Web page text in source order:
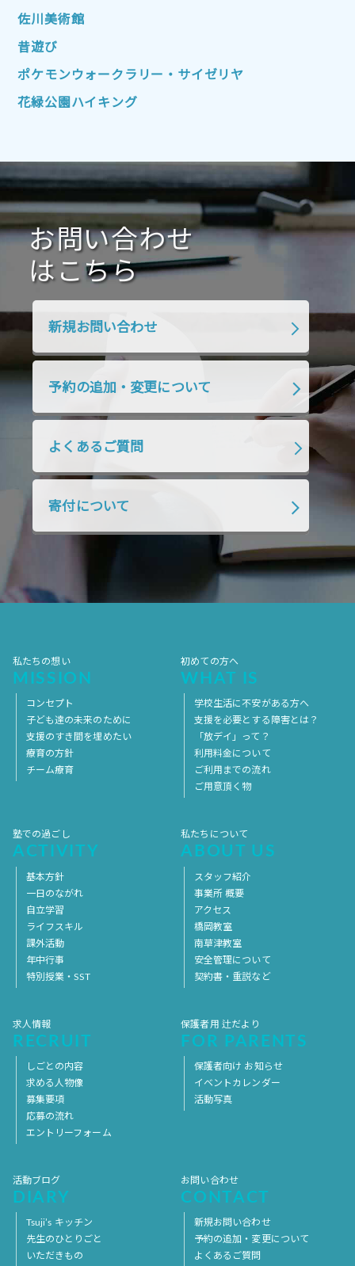
2022年7月
2022年4月
2022年1月 2021年12月 2021年11月
2021年10月 2021年9月
2021年1月 2020年12月 2020年11月
2020年10月 2020年9月 2020年8月
2020年7月 2020年6月 2020年5月
2020年4月 2020年3月 2020年2月
2019年10月 2019年9月
2019年4月
2018年7月 2018年6月
2018年4月 2018年3月 2018年2月
2018年1月 2017年12月
2017年10月 2017年9月 2017年8月
2017年5月
2017年4月
佐川美術館
昔遊び
ポケモンウォークラリー・サイゼリヤ
花緑公園ハイキング
お問い合わせ
はこちら
新規お問い合わせ
予約の追加・変更について
よくあるご質問
寄付について
私たちの想い
MISSION
コンセプト
子ども達の未来のために
支援のすき間を埋めたい
療育の方針
チーム療育
初めての方へ
WHAT IS
学校生活に不安がある方へ
支援を必要とする障害とは？
「放デイ」って？
利用料金について
ご利用までの流れ
ご用意頂く物
塾での過ごし
ACTIVITY
基本方針
一日のながれ
自立学習
ライフスキル
課外活動
年中行事
特別授業・SST
私たちについて
ABOUT US
スタッフ紹介
事業所 概要
アクセス
橋岡教室
南草津教室
安全管理について
契約書・重説など
求人情報
RECRUIT
しごとの内容
求める人物像
募集要項
応募の流れ
エントリーフォーム
保護者用 辻だより
FOR PARENTS
保護者向け お知らせ
イベントカレンダー
活動写真
活動ブログ
DIARY
Tsuji’s キッチン
先生のひとりごと
いただきもの
お問い合わせ
CONTACT
新規お問い合わせ
予約の追加・変更について
よくあるご質問